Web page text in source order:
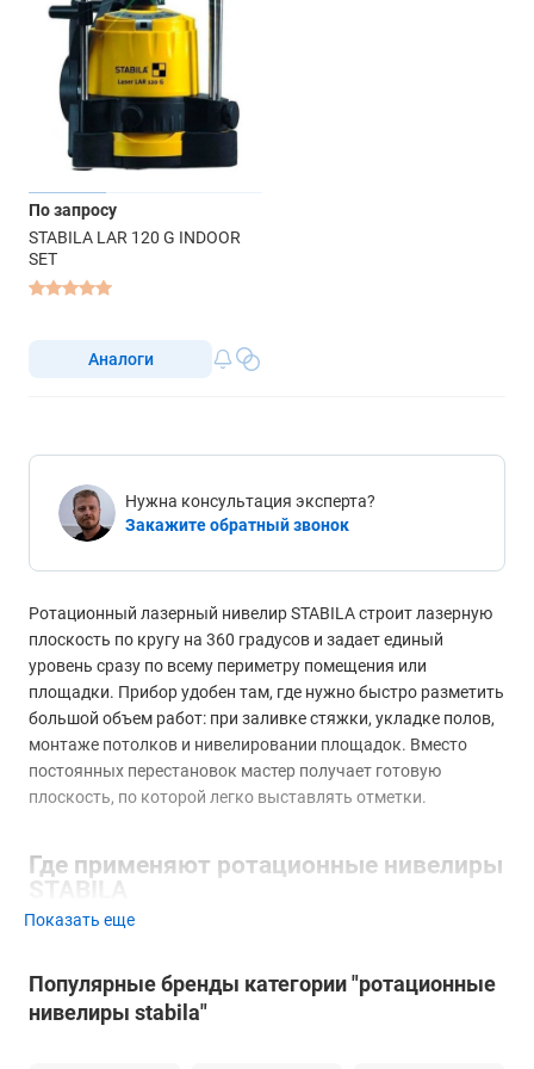
По запросу
STABILA LAR 120 G INDOOR
SET
Аналоги
Нужна консультация эксперта?
Закажите обратный звонок
Ротационный лазерный нивелир STABILA строит лазерную
плоскость по кругу на 360 градусов и задает единый
уровень сразу по всему периметру помещения или
площадки. Прибор удобен там, где нужно быстро разметить
большой объем работ: при заливке стяжки, укладке полов,
монтаже потолков и нивелировании площадок. Вместо
постоянных перестановок мастер получает готовую
плоскость, по которой легко выставлять отметки.
Где применяют ротационные нивелиры
STABILA
помещении, и приборы для улицы, способные работать на
открытых объектах. Дальность с приёмником охватывает
Показать еще
Популярные бренды категории "ротационные
нивелиры stabila"